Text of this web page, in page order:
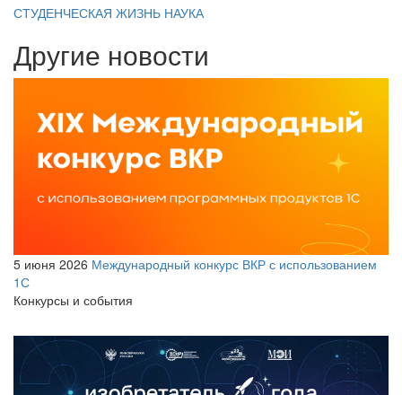
СТУДЕНЧЕСКАЯ ЖИЗНЬ НАУКА
Другие новости
5 июня 2026 Международный конкурс ВКР с использованием
1С
Конкурсы и события